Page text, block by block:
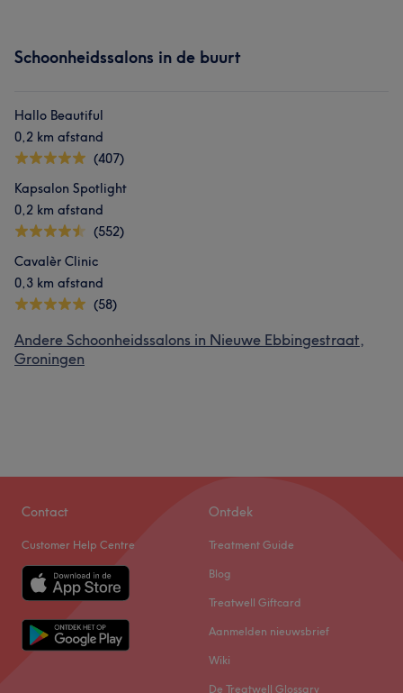
Schoonheidssalons in de buurt
Hallo Beautiful
0,2 km afstand
(407)
Kapsalon Spotlight
0,2 km afstand
(552)
Cavalèr Clinic
0,3 km afstand
(58)
Andere Schoonheidssalons in Nieuwe Ebbingestraat,
Groningen
Contact
Customer Help Centre
Ontdek
Treatment Guide
Blog
Treatwell Giftcard
Aanmelden nieuwsbrief
Wiki
De Treatwell Glossary